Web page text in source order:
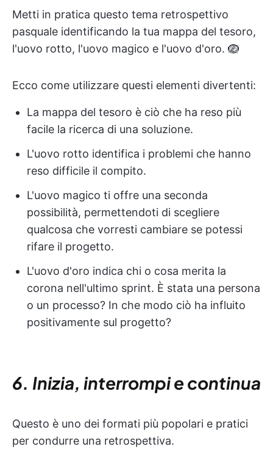
Metti in pratica questo tema retrospettivo
pasquale identificando la tua mappa del tesoro,
l'uovo rotto, l'uovo magico e l'uovo d'oro. 🪺
Ecco come utilizzare questi elementi divertenti:
La mappa del tesoro è ciò che ha reso più
facile la ricerca di una soluzione.
L'uovo rotto identifica i problemi che hanno
reso difficile il compito.
L'uovo magico ti offre una seconda
possibilità, permettendoti di scegliere
qualcosa che vorresti cambiare se potessi
rifare il progetto.
L'uovo d'oro indica chi o cosa merita la
corona nell'ultimo sprint. È stata una persona
o un processo? In che modo ciò ha influito
positivamente sul progetto?
6. Inizia, interrompi e continua
Questo è uno dei formati più popolari e pratici
per condurre una retrospettiva.